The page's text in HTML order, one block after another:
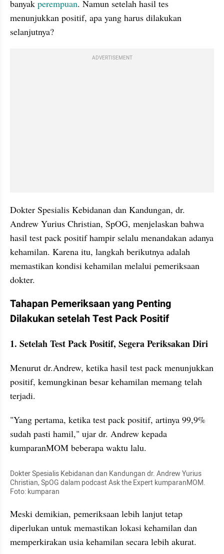
banyak perempuan. Namun setelah hasil tes
menunjukkan positif, apa yang harus dilakukan
selanjutnya?
ADVERTISEMENT
Dokter Spesialis Kebidanan dan Kandungan, dr.
Andrew Yurius Christian, SpOG, menjelaskan bahwa
hasil test pack positif hampir selalu menandakan adanya
kehamilan. Karena itu, langkah berikutnya adalah
memastikan kondisi kehamilan melalui pemeriksaan
dokter.
Tahapan Pemeriksaan yang Penting
Dilakukan setelah Test Pack Positif
1. Setelah Test Pack Positif, Segera Periksakan Diri
Menurut dr.Andrew, ketika hasil test pack menunjukkan
positif, kemungkinan besar kehamilan memang telah
terjadi.
"Yang pertama, ketika test pack positif, artinya 99,9%
sudah pasti hamil," ujar dr. Andrew kepada
kumparanMOM beberapa waktu lalu.
Dokter Spesialis Kebidanan dan Kandungan dr. Andrew Yurius
Christian, SpOG dalam podcast Ask the Expert kumparanMOM.
Foto: kumparan
Meski demikian, pemeriksaan lebih lanjut tetap
diperlukan untuk memastikan lokasi kehamilan dan
memperkirakan usia kehamilan secara lebih akurat.